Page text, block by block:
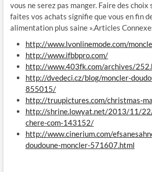
vous ne serez pas manger. Faire des choix
faites vos achats signifie que vous en fin
alimentation plus saine ».Articles
http://www.lvonlinemode.com/
http://www.ifbbpro.com/
http://www.403fk.com/archives/
http://dvedeci.cz/blog/moncler-
855015/
http://truupictures.com/christmas-
http://shrine.lowyat.net/2013/11/
chere-com-143152/
http://www.cinerium.com/
doudoune-moncler-571607.html